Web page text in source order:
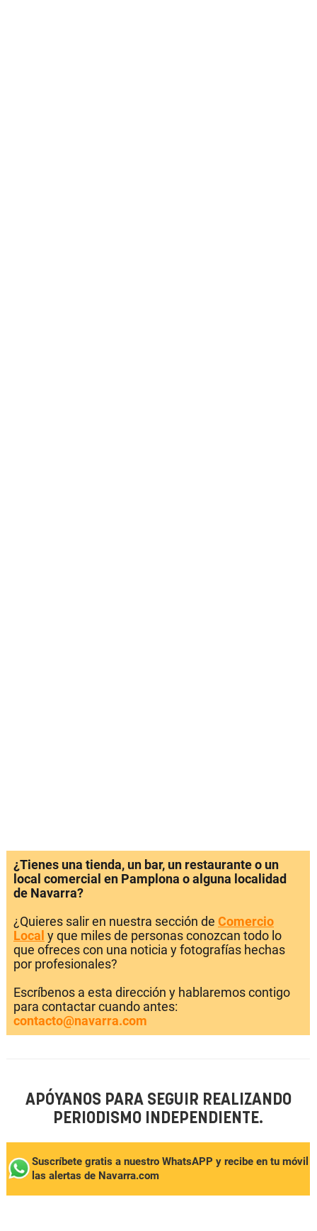
¿Tienes una tienda, un bar, un restaurante o un
local comercial en Pamplona o alguna localidad
de Navarra?
¿Quieres salir en nuestra sección de Comercio
Local y que miles de personas conozcan todo lo
que ofreces con una noticia y fotografías hechas
por profesionales?
Escríbenos a esta dirección y hablaremos contigo
para contactar cuando antes:
contacto@navarra.com
APÓYANOS PARA SEGUIR REALIZANDO
PERIODISMO INDEPENDIENTE.
Suscríbete gratis a nuestro WhatsAPP y recibe en tu móvil
las alertas de Navarra.com